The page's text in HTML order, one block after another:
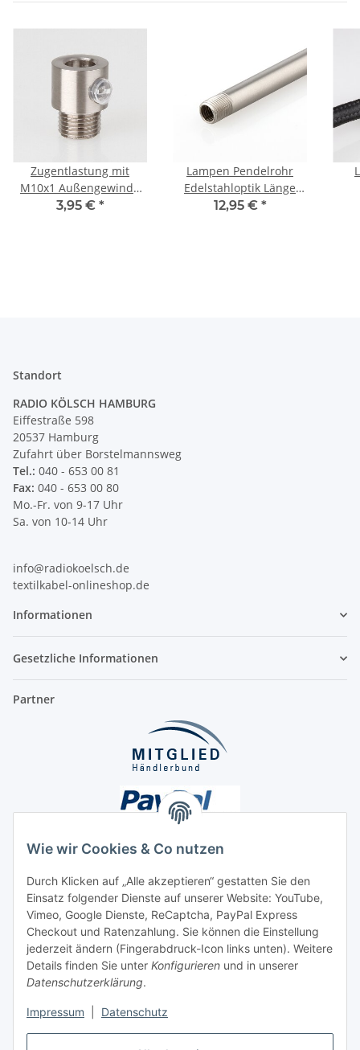
Wie wir Cookies & Co nutzen
Durch Klicken auf „Alle akzeptieren“ gestatten Sie den
Einsatz folgender Dienste auf unserer Website: YouTube,
Vimeo, Google Dienste, ReCaptcha, PayPal Express
Checkout und Ratenzahlung. Sie können die Einstellung
jederzeit ändern (Fingerabdruck-Icon links unten). Weitere
Details finden Sie unter Konfigurieren und in unserer
Datenschutzerklärung.
Impressum Datenschutz
Zugentlastung mit
M10x1 Außengewinde
für Kabel 13x17mm
3,95 € *
Lampen Pendelrohr
Edelstahloptik Länge
30cm M10x1
12,95 € *
Standort
RADIO KÖLSCH HAMBURG
Eiffestraße 598
20537 Hamburg
Zufahrt über Borstelmannsweg
Tel.: 040 - 653 00 81
Fax: 040 - 653 00 80
Mo.-Fr. von 9-17 Uhr
Sa. von 10-14 Uhr
info@radiokoelsch.de
textilkabel-onlineshop.de
Informationen
Gesetzliche Informationen
Partner
Unsere Seiten
Social Media
Vertrag widerrufen